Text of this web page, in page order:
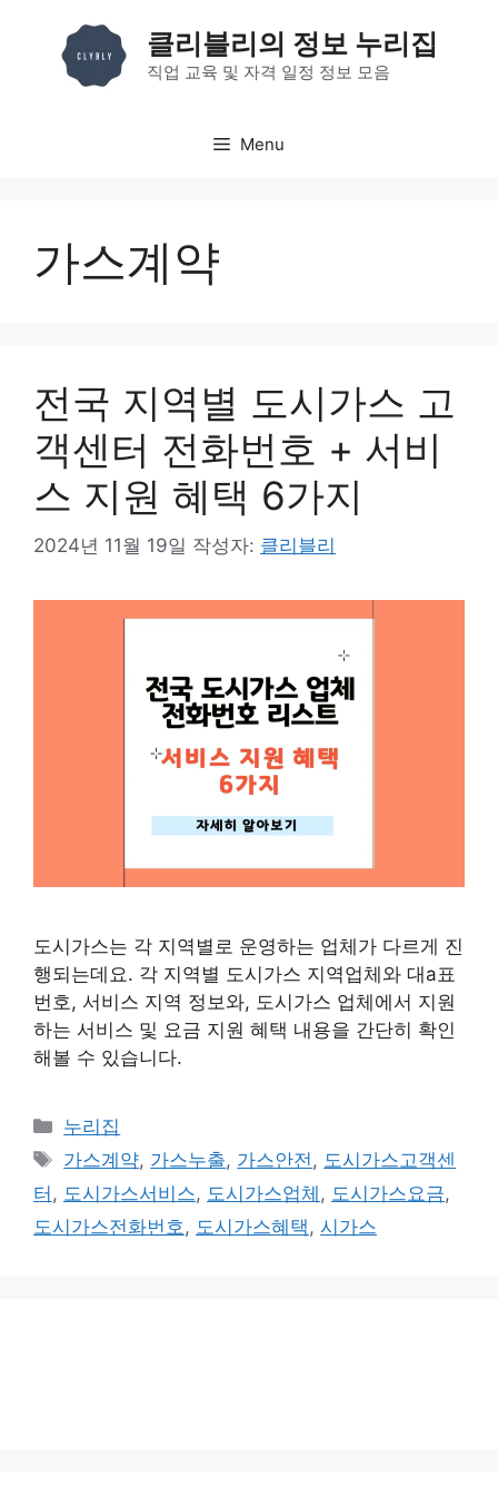
클리블리의 정보 누리집
직업 교육 및 자격 일정 정보 모음
Menu
가스계약
전국 지역별 도시가스 고
객센터 전화번호 + 서비
스 지원 혜택 6가지
2024년 11월 19일 작성자: 클리블리
도시가스는 각 지역별로 운영하는 업체가 다르게 진
행되는데요. 각 지역별 도시가스 지역업체와 대a표
번호, 서비스 지역 정보와, 도시가스 업체에서 지원
하는 서비스 및 요금 지원 혜택 내용을 간단히 확인
해볼 수 있습니다.
카
테
리
누리집
태
그
가스계약, 가스누출, 가스안전, 도시가스고객센
터 , 도시가스서비스, 도시가스업체 , 도시가스요금,
도시가스전화번호, 도시가스혜택, 시가스